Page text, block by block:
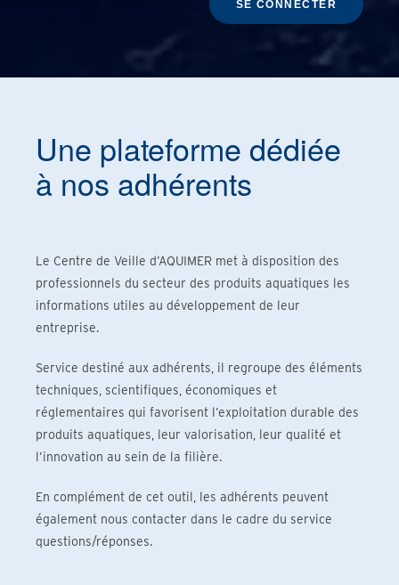
SE CONNECTER
Une plateforme dédiée
à nos adhérents
Le Centre de Veille d’AQUIMER met à disposition des
professionnels du secteur des produits aquatiques les
informations utiles au développement de leur
entreprise.
Service destiné aux adhérents, il regroupe des éléments
techniques, scientifiques, économiques et
réglementaires qui favorisent l’exploitation durable des
produits aquatiques, leur valorisation, leur qualité et
l’innovation au sein de la filière.
En complément de cet outil, les adhérents peuvent
également nous contacter dans le cadre du service
questions/réponses.